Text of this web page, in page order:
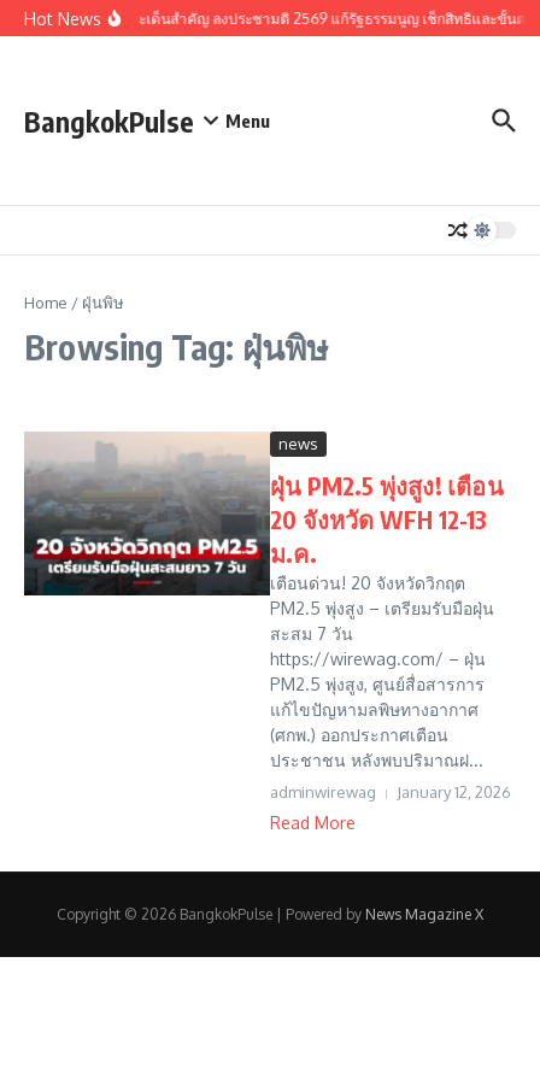
Skip to content
Hot Newsรวมประเด็นสำคัญ ลงประชามติ 2569 แก้รัฐธรรมนูญ เช็กสิทธิและขั้นตอ
BangkokPulse Menu
Home / ฝุ่นพิษ
Browsing Tag: ฝุ่นพิษ
news
ฝุ่น PM2.5 พุ่งสูง! เตือน
20 จังหวัด WFH 12-13
ม.ค.
เตือนด่วน! 20 จังหวัดวิกฤต
PM2.5 พุ่งสูง – เตรียมรับมือฝุ่น
สะสม 7 วัน
https://wirewag.com/ – ฝุ่น
PM2.5 พุ่งสูง, ศูนย์สื่อสารการ
แก้ไขปัญหามลพิษทางอากาศ
(ศกพ.) ออกประกาศเตือน
ประชาชน หลังพบปริมาณฝ...
adminwirewag January 12, 2026
Read More
Copyright © 2026 BangkokPulse | Powered by News Magazine X